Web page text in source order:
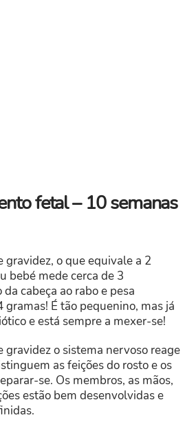
fetal – 10 semanas
gravidez, o que equivale a 2
bebé mede cerca de 3
cabeça ao rabo e pesa
É tão pequenino, mas já
e está sempre a mexer-se!
gravidez o sistema nervoso reage
as feições do rosto e os
se. Os membros, as mãos,
estão bem desenvolvidas e